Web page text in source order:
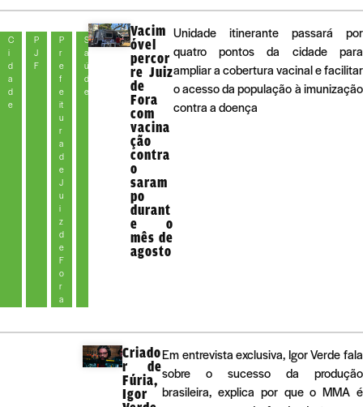
C
i
d
a
d
e
P
J
F
P
r
e
f
e
it
u
r
a
d
e
J
u
i
z
d
e
F
o
r
a
S
a
ú
d
e
Vacim
óvel
percor
re Juiz
de
Fora
com
vacina
ção
contra
o
saram
po
durant
e o
mês de
agosto
Unidade itinerante passará por
quatro pontos da cidade para
ampliar a cobertura vacinal e facilitar
o acesso da população à imunização
contra a doença
Criado
r de
Fúria,
Igor
Em entrevista exclusiva, Igor Verde fala
sobre o sucesso da produção
brasileira, explica por que o MMA é